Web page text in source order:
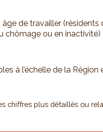
de travailler (résidents
chômage ou en inactivité)
à l’échelle de la
chiffres plus détaillés ou